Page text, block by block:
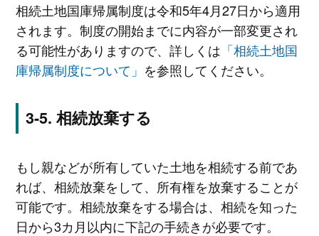
相続土地国庫帰属制度は令和5年4月27日から適用
されます。制度の開始までに内容が一部変更され
る可能性がありますので、詳しくは 「相続土地国
庫帰属制度について」 を参照してください。
相続放棄する
もし親などが所有していた土地を相続する前であ
れば、相続放棄をして、所有権を放棄することが
可能です。相続放棄をする場合は、相続を知った
日から3カ月以内に下記の手続きが必要です。